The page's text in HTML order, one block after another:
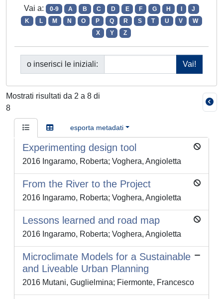
Vai a: 0-9 A B C D E F G H
J
K
L M N O P Q R S T U V
W
X
Y Z
o inserisci le iniziali:
Mostrati risultati da 2 a 8 di
8
esporta metadati
Experimenting design tool
2016 Ingaramo, Roberta; Voghera, Angioletta
From the River to the Project
2016 Ingaramo, Roberta; Voghera, Angioletta
Lessons learned and road map
2016 Ingaramo, Roberta; Voghera, Angioletta
Microclimate Models for a Sustainable
and Liveable Urban Planning
2016 Mutani, Guglielmina; Fiermonte, Francesco